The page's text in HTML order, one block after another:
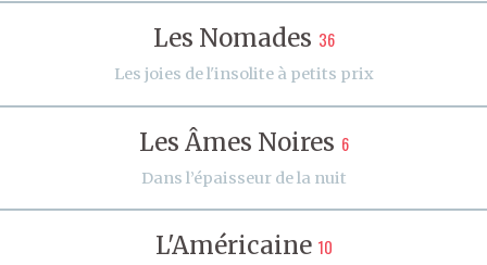
Les Nomades 36
Les joies de l'insolite à petits prix
Les Âmes Noires 6
Dans l’épaisseur de la nuit
L'Américaine 10